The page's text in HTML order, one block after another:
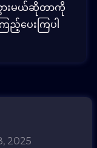
ားမယ်ဆိုတာကို
ည့်ပေးကြပါ
2025